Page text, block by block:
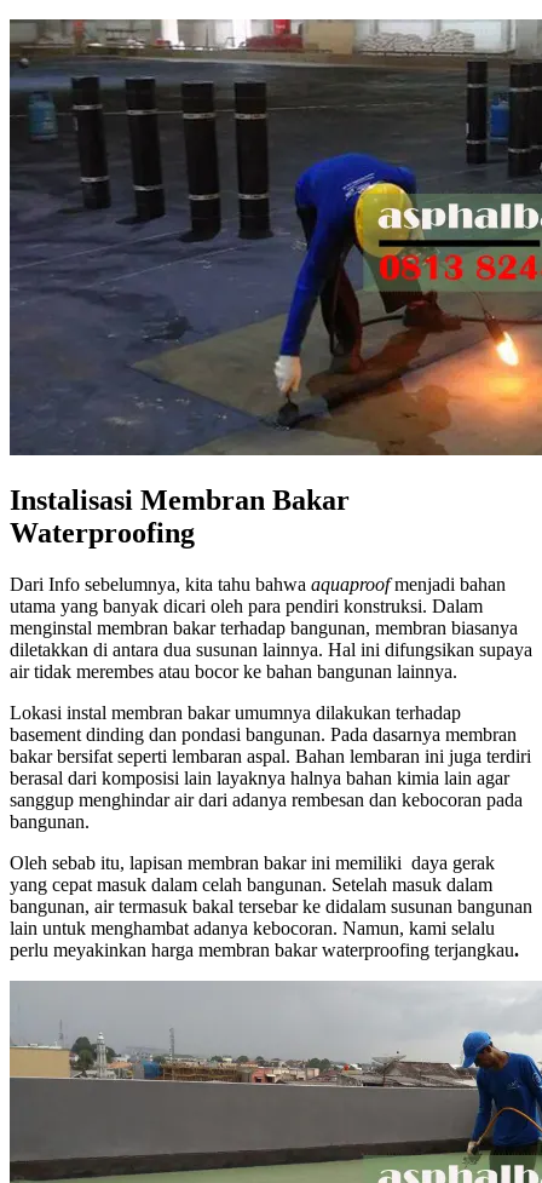
Instalisasi Membran Bakar
Waterproofing
Dari Info sebelumnya, kita tahu bahwa aquaproofmenjadi bahan
utama yang banyak dicari oleh para pendiri konstruksi. Dalam
menginstal membran bakar terhadap bangunan, membran biasanya
diletakkan di antara dua susunan lainnya. Hal ini difungsikan supaya
air tidak merembes atau bocor ke bahan bangunan lainnya.
Lokasi instal membran bakar umumnya dilakukan terhadap
basement dinding dan pondasi bangunan. Pada dasarnya membran
bakar bersifat seperti lembaran aspal. Bahan lembaran ini juga terdiri
berasal dari komposisi lain layaknya halnya bahan kimia lain agar
sanggup menghindar air dari adanya rembesan dan kebocoran pada
bangunan.
Oleh sebab itu, lapisan membran bakar ini memiliki daya gerak
yang cepat masuk dalam celah bangunan. Setelah masuk dalam
bangunan, air termasuk bakal tersebar ke didalam susunan bangunan
lain untuk menghambat adanya kebocoran. Namun, kami selalu
perlu meyakinkan harga membran bakar waterproofing terjangkau.